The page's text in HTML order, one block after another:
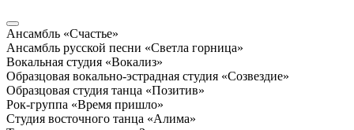
Ансамбль «Счастье»
Ансамбль русской песни «Светла горница»
Вокальная студия «Вокализ»
Образцовая вокально-эстрадная студия «Созвездие»
Образцовая студия танца «Позитив»
Рок-группа «Время пришло»
Студия восточного танца «Алима»